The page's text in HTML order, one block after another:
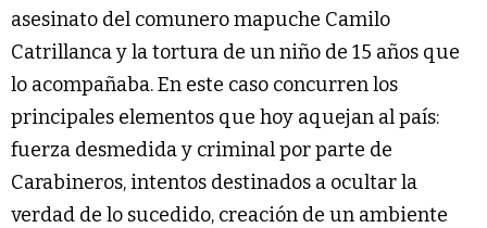
asesinato del comunero mapuche Camilo
Catrillanca y la tortura de un niño de 15 años que
lo acompañaba. En este caso concurren los
principales elementos que hoy aquejan al país:
fuerza desmedida y criminal por parte de
Carabineros, intentos destinados a ocultar la
verdad de lo sucedido, creación de un ambiente